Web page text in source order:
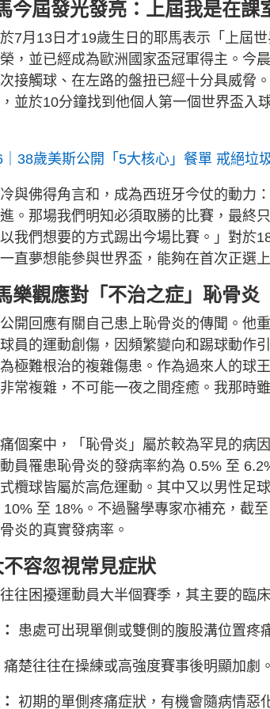
今屆發光發亮：上屆我是在課
7月13日才19歲生日的耶馬表示「上屆
，並已經成為歐洲國家盃冠軍得主。今
接觸球、在左路的盤扭已經十分具威脅
並於10分鐘找到他個人第一個世界盃入
38歲美斯公開「5大核心」餐單 戒絕垃
與佛得角言和，成為西班牙今仗的動力
。那場我們明知必須取勝的比賽，最終
我們想要的方式踢出今場比賽。」對於
直夢想能參與世界盃，能夠在首次正選
樂觀應對「不治之症」恥骨炎
開回應有關自己患上恥骨炎的傳聞。他
員的運動創傷，因頻繁變向和踢球動作
極難根治的複雜傷患。作為過來人的球
常複雜，不可能一夜之間痊癒。我那時
個案中，「恥骨炎」屬於較為罕見的病
員罹患恥骨炎的發病率約為 0.5% 至
欖球皆屬於高危運動。其中又以男性足
至 18%。不過醫學專家亦補充，截
炎的真實發病率。
容忽視常見症狀
往困擾運動員大半個賽季，其主要的臨
患處可出現單側或雙側的腹股溝位置疼
痛楚往往在操練或高強度賽事後明顯加劇。
初期的單側疼痛症狀，有機會隨病情惡